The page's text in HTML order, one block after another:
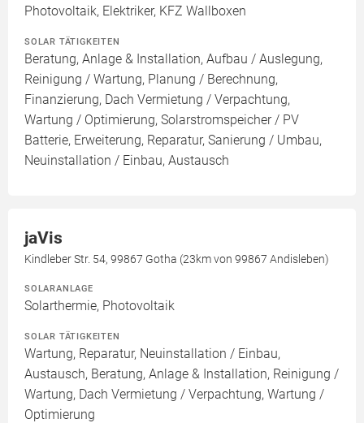
Photovoltaik, Elektriker, KFZ Wallboxen
SOLAR TÄTIGKEITEN
Beratung, Anlage & Installation, Aufbau / Auslegung,
Reinigung / Wartung, Planung / Berechnung,
Finanzierung, Dach Vermietung / Verpachtung,
Wartung / Optimierung, Solarstromspeicher / PV
Batterie, Erweiterung, Reparatur, Sanierung / Umbau,
Neuinstallation / Einbau, Austausch
jaVis
Kindleber Str. 54, 99867 Gotha (23km von 99867 Andisleben)
SOLARANLAGE
Solarthermie, Photovoltaik
SOLAR TÄTIGKEITEN
Wartung, Reparatur, Neuinstallation / Einbau,
Austausch, Beratung, Anlage & Installation, Reinigung /
Wartung, Dach Vermietung / Verpachtung, Wartung /
Optimierung